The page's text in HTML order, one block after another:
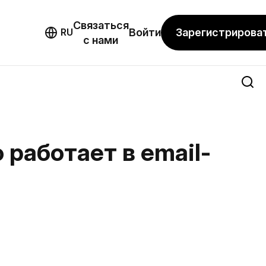
RU
Связаться
с нами
Войти
в email-